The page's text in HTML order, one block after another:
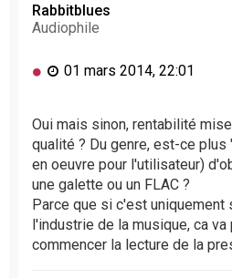
Rabbitblues
Audiophile
M
s
a
e
n
o
n
l
01 mars 2014, 22:01
Oui mais sinon, rentabilité
qualité ? Du genre, est-ce
en oeuvre pour l'utilisateur)
une galette ou un FLAC ?
Parce que si c'est
l'industrie de la musique, ca
commencer la lecture de la